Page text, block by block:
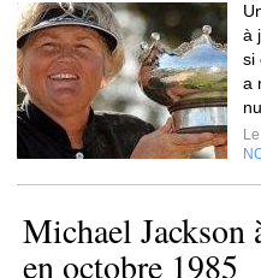
à
si
a
Michael Jackson
en octobre 1985